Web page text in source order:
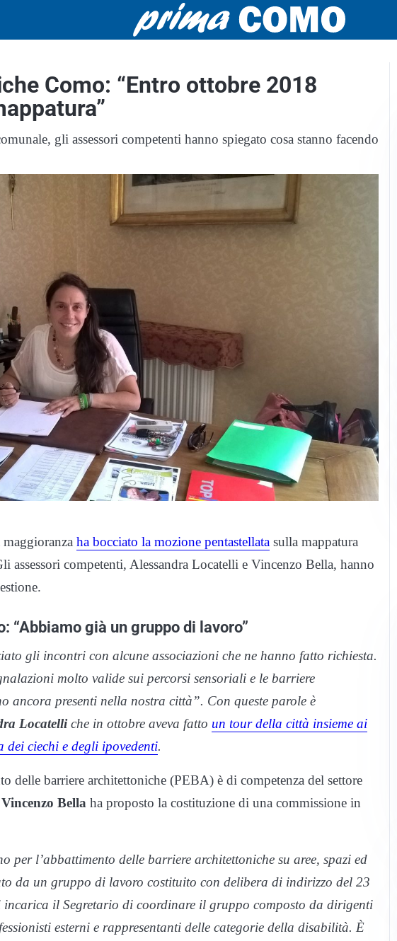
Como: “Entro ottobre 2018
gli assessori competenti hanno spiegato cosa stanno facendo
ha bocciato la mozione pentastellata sulla mappatura
assessori competenti, Alessandra Locatelli e Vincenzo Bella, hanno
“Abbiamo già un gruppo di lavoro”
gli incontri con alcune associazioni che ne hanno fatto richiesta.
molto valide sui percorsi sensoriali e le barriere
ancora presenti nella nostra città”. Con queste parole è
Locatelliche in ottobre aveva fatto un tour della città insieme ai
dei ciechi e degli ipovedenti.
delle barriere architettoniche (PEBA) è di competenza del settore
Vincenzo Bella ha proposto la costituzione di una commissione in
per l’abbattimento delle barriere architettoniche su aree, spazi ed
da un gruppo di lavoro costituito con delibera di indirizzo del 23
incarica il Segretario di coordinare il gruppo composto da dirigenti
esterni e rappresentanti delle categorie della disabilità. È